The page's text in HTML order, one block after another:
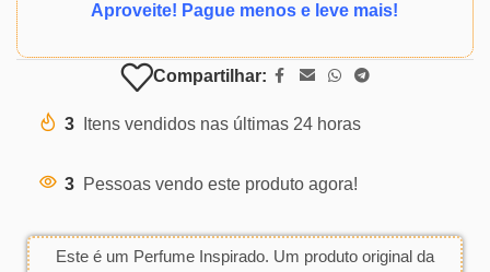
Aproveite! Pague menos e leve mais!
Compartilhar:
3 Itens vendidos nas últimas 24 horas
3 Pessoas vendo este produto agora!
Este é um Perfume Inspirado. Um produto original da